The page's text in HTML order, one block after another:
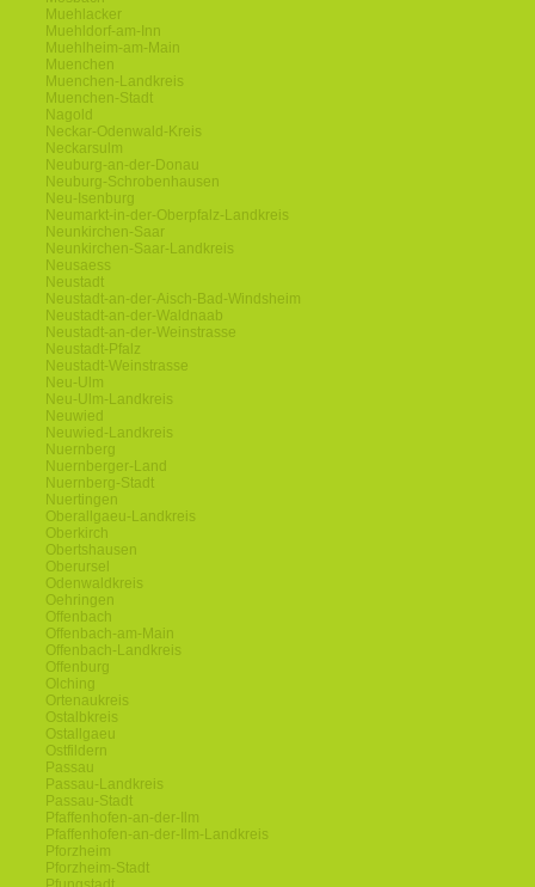
Muehlacker
Muehldorf-am-Inn
Muehlheim-am-Main
Muenchen
Muenchen-Landkreis
Muenchen-Stadt
Nagold
Neckar-Odenwald-Kreis
Neckarsulm
Neuburg-an-der-Donau
Neuburg-Schrobenhausen
Neu-Isenburg
Neumarkt-in-der-Oberpfalz-Landkreis
Neunkirchen-Saar
Neunkirchen-Saar-Landkreis
Neusaess
Neustadt
Neustadt-an-der-Aisch-Bad-Windsheim
Neustadt-an-der-Waldnaab
Neustadt-an-der-Weinstrasse
Neustadt-Pfalz
Neustadt-Weinstrasse
Neu-Ulm
Neu-Ulm-Landkreis
Neuwied
Neuwied-Landkreis
Nuernberg
Nuernberger-Land
Nuernberg-Stadt
Nuertingen
Oberallgaeu-Landkreis
Oberkirch
Obertshausen
Oberursel
Odenwaldkreis
Oehringen
Offenbach
Offenbach-am-Main
Offenbach-Landkreis
Offenburg
Olching
Ortenaukreis
Ostalbkreis
Ostallgaeu
Ostfildern
Passau
Passau-Landkreis
Passau-Stadt
Pfaffenhofen-an-der-Ilm
Pfaffenhofen-an-der-Ilm-Landkreis
Pforzheim
Pforzheim-Stadt